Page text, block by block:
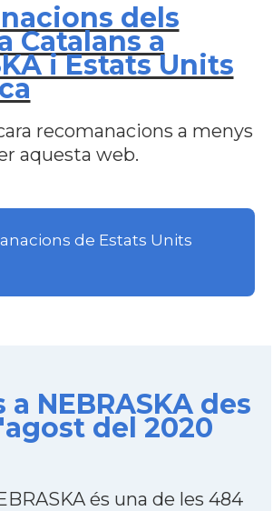
dels
Catalans a
i Estats Units
recomanacions a menys
aquesta web.
de Estats Units
a NEBRASKA des
del 2020
és una de les 484